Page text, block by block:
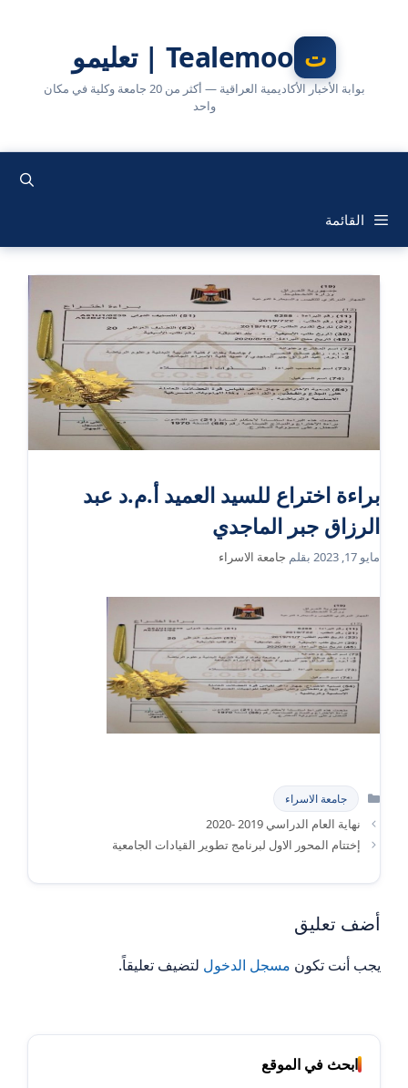
Tealemoo | تعليمو
بوابة الأخبار الأكاديمية العراقية — أكثر من 20 جامعة وكلية في مكان
واحد
القائمة
براءة اختراع للسيد العميد أ.م.د عبد
الرزاق جبر الماجدي
مايو 17, 2023 بقلم جامعة الاسراء
التصنيفات
جامعة الاسراء
نهاية العام الدراسي 2019 -2020
إختتام المحور الاول لبرنامج تطوير القيادات الجامعية
أضف تعليق
يجب أنت تكون مسجل الدخول لتضيف تعليقاً.
ابحث في الموقع